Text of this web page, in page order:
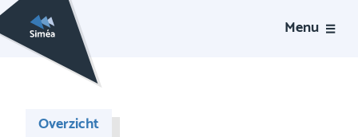
Menu
Overzicht